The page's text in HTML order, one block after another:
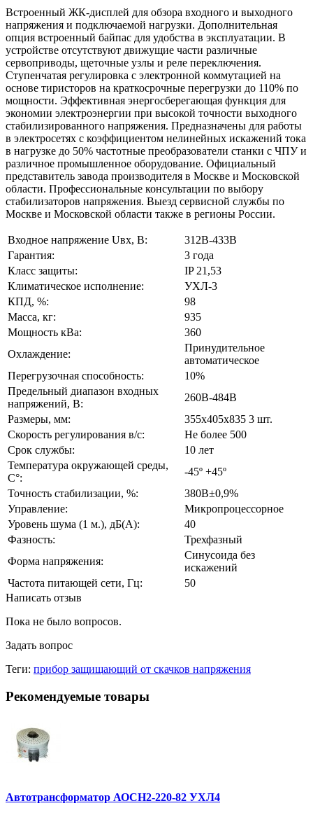
Встроенный ЖК-дисплей для обзора входного и выходного
напряжения и подключаемой нагрузки. Дополнительная
опция встроенный байпас для удобства в эксплуатации. В
устройстве отсутствуют движущие части различные
сервоприводы, щеточные узлы и реле переключения.
Ступенчатая регулировка с электронной коммутацией на
основе тиристоров на краткосрочные перегрузки до 110% по
мощности. Эффективная энергосберегающая функция для
экономии электроэнергии при высокой точности выходного
стабилизированного напряжения. Предназначены для работы
в электросетях с коэффициентом нелинейных искажений тока
в нагрузке до 50% частотные преобразователи станки с ЧПУ и
различное промышленное оборудование. Официальный
представитель завода производителя в Москве и Московской
области. Профессиональные консультации по выбору
стабилизаторов напряжения. Выезд сервисной службы по
Москве и Московской области также в регионы России.
Входное напряжение Uвх, В:
312В-433В
Гарантия:
3 года
Класс защиты:
IP 21,53
Климатическое исполнение:
УХЛ-3
КПД, %:
98
Масса, кг:
935
Мощность кВа:
360
Охлаждение:
Принудительное
автоматическое
Перегрузочная способность:
10%
Предельный диапазон входных
напряжений, В:
260В-484В
Размеры, мм:
355х405х835 3 шт.
Скорость регулирования в/с:
Не более 500
Срок службы:
10 лет
Температура окружающей среды,
С°:
-45º +45º
Точность стабилизации, %:
380В±0,9%
Управление:
Микропроцессорное
Уровень шума (1 м.), дБ(А):
40
Фазность:
Трехфазный
Форма напряжения:
Синусоида без
искажений
Частота питающей сети, Гц:
50
Написать отзыв
Пока не было вопросов.
Задать вопрос
Теги: прибор защищающий от скачков напряжения
Рекомендуемые товары
Автотрансформатор АОСН2-220-82 УХЛ4